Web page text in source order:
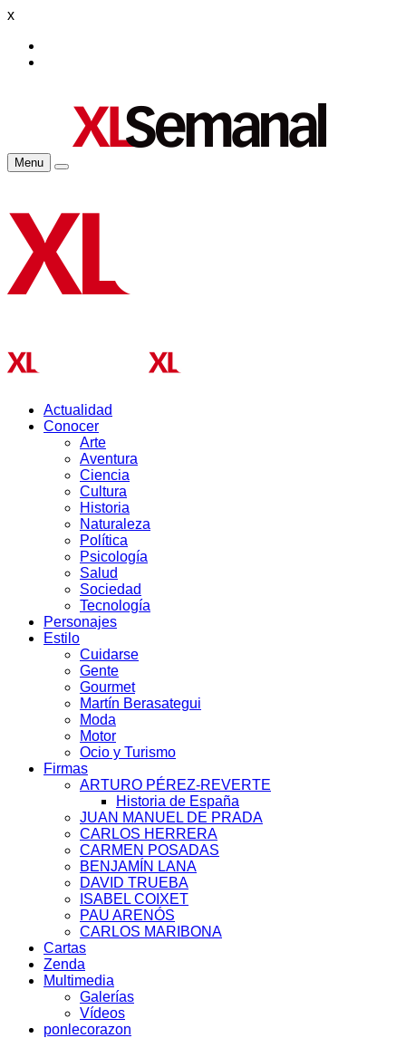
x
Menu
Actualidad
Conocer
Arte
Aventura
Ciencia
Cultura
Historia
Naturaleza
Política
Psicología
Salud
Sociedad
Tecnología
Personajes
Estilo
Cuidarse
Gente
Gourmet
Martín Berasategui
Moda
Motor
Ocio y Turismo
Firmas
ARTURO PÉREZ-REVERTE
Historia de España
JUAN MANUEL DE PRADA
CARLOS HERRERA
CARMEN POSADAS
BENJAMÍN LANA
DAVID TRUEBA
ISABEL COIXET
PAU ARENÓS
CARLOS MARIBONA
Cartas
Zenda
Multimedia
Galerías
Vídeos
ponlecorazon